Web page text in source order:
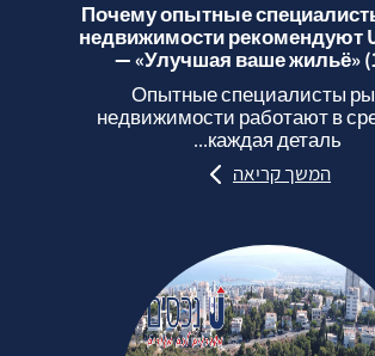
Почему опытные
недвижимости рекомендуют
— «Улучшая ваше жильё»
Опытные специалисты
недвижимости работают в
каждая деталь...
המשך קריאה